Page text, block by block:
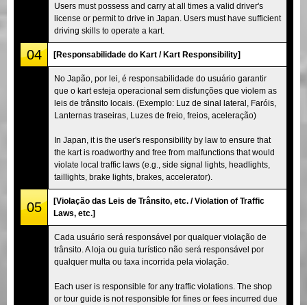
Users must possess and carry at all times a valid driver's
license or permit to drive in Japan. Users must have sufficient
driving skills to operate a kart.
04 [Responsabilidade do Kart / Kart Responsibility]
No Japão, por lei, é responsabilidade do usuário garantir
que o kart esteja operacional sem disfunções que violem as
leis de trânsito locais. (Exemplo: Luz de sinal lateral, Faróis,
Lanternas traseiras, Luzes de freio, freios, aceleração)
In Japan, it is the user's responsibility by law to ensure that
the kart is roadworthy and free from malfunctions that would
violate local traffic laws (e.g., side signal lights, headlights,
taillights, brake lights, brakes, accelerator).
05
[Violação das Leis de Trânsito, etc. / Violation of Traffic
Laws, etc.]
Cada usuário será responsável por qualquer violação de
trânsito. A loja ou guia turístico não será responsável por
qualquer multa ou taxa incorrida pela violação.
Each user is responsible for any traffic violations. The shop
or tour guide is not responsible for fines or fees incurred due